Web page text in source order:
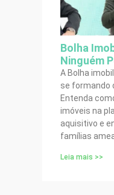
Bolha
Ninguém
A Bolha
se formando
Entenda
imóveis na
aquisitivo e
famílias
Leia mais >>